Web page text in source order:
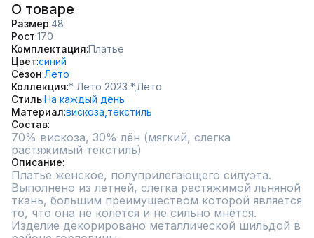
О товаре
Размер 48
Рост 170
Комплектация Платье
Цвет синий
Сезон Лето
Коллекция * Лето 2023 *, Лето
СтильНа каждый день
Материал вискоза, текстиль
Состав
70% вискоза, 30% лён (мягкий, слегка
растяжимый текстиль)
Описание
Платье женское, полуприлегающего силуэта.
Выполнено из летней, слегка растяжимой льняной
ткань, большим преимуществом которой является
то, что она не колется и не сильно мнётся.
Изделие декорировано металлической шильдой в